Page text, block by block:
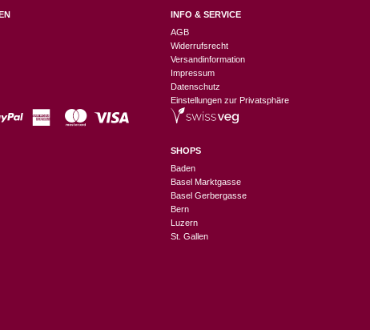
INFO & SERVICE
AGB
Widerrufsrecht
Versandinformation
Impressum
Datenschutz
Einstellungen zur Privatsphäre
SHOPS
Baden
Basel Marktgasse
Basel Gerbergasse
Bern
Luzern
St. Gallen